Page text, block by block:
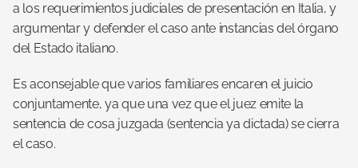
a los requerimientos judiciales de presentación en Italia, y
argumentar y defender el caso ante instancias del órgano
del Estado italiano.
Es aconsejable que varios familiares encaren el juicio
conjuntamente, ya que una vez que el juez emite la
sentencia de cosa juzgada (sentencia ya dictada) se cierra
el caso.